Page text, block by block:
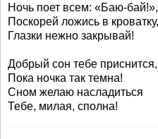
Ночь поет всем: «Баю-бай!»,
Поскорей ложись в кроватку,
Глазки нежно закрывай!
Добрый сон тебе приснится,
Пока ночка так темна!
Сном желаю насладиться
Тебе, милая, сполна!